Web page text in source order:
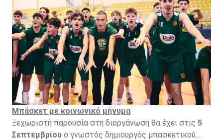
Μπάσκετ με κοινωνικό μήνυμα
Ξεχωριστή παρουσία στη διοργάνωση θα έχει στις 5
Σεπτεμβρίου ο γνωστός δημιουργός μπασκετικού